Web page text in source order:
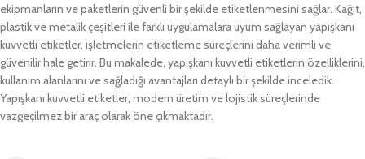
ekipmanların ve paketlerin güvenli bir şekilde etiketlenmesini sağlar. Kağıt,
plastik ve metalik çeşitleri ile farklı uygulamalara uyum sağlayan yapışkanı
kuvvetli etiketler, işletmelerin etiketleme süreçlerini daha verimli ve
güvenilir hale getirir. Bu makalede, yapışkanı kuvvetli etiketlerin özelliklerini,
kullanım alanlarını ve sağladığı avantajları detaylı bir şekilde inceledik.
Yapışkanı kuvvetli etiketler, modern üretim ve lojistik süreçlerinde
vazgeçilmez bir araç olarak öne çıkmaktadır.